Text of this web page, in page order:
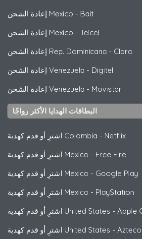
إعادة الشحن Mexico - Bait
إعادة الشحن Mexico - Telcel
إعادة الشحن Rep. Dominicana - Claro
إعادة الشحن Venezuela - Digitel
إعادة الشحن Venezuela - Movistar
البطاقات الهدايا الأكثر رواجًا
اشترِ أو قدم كهدية Colombia - Netflix
اشترِ أو قدم كهدية Mexico - Free Fire
اشترِ أو قدم كهدية Mexico - Google Play
اشترِ أو قدم كهدية Mexico - PlayStation
اشترِ أو قدم كهدية United States - Apple
اشترِ أو قدم كهدية United States -